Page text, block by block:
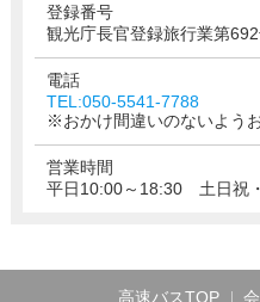
登録番号
観光庁長官登録旅行業第
電話
TEL:050-5541-7788
※おかけ間違いのないよう
営業時間
平日10:00～18:30 土日祝
高速バスTOP